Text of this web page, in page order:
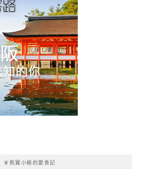
🧚熊寶小榆的愛食記